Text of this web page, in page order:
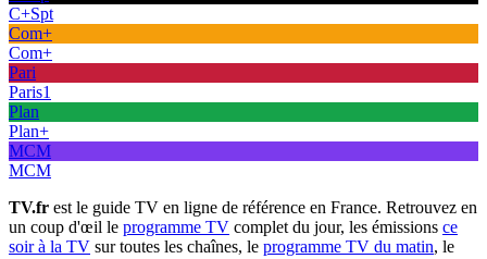
C+Spt
Com+
Com+
Pari
Paris1
Plan
Plan+
MCM
MCM
TV.fr est le guide TV en ligne de référence en France. Retrouvez en
un coup d'œil le programme TV complet du jour, les émissions ce
soir à la TV sur toutes les chaînes, le programme TV du matin, le